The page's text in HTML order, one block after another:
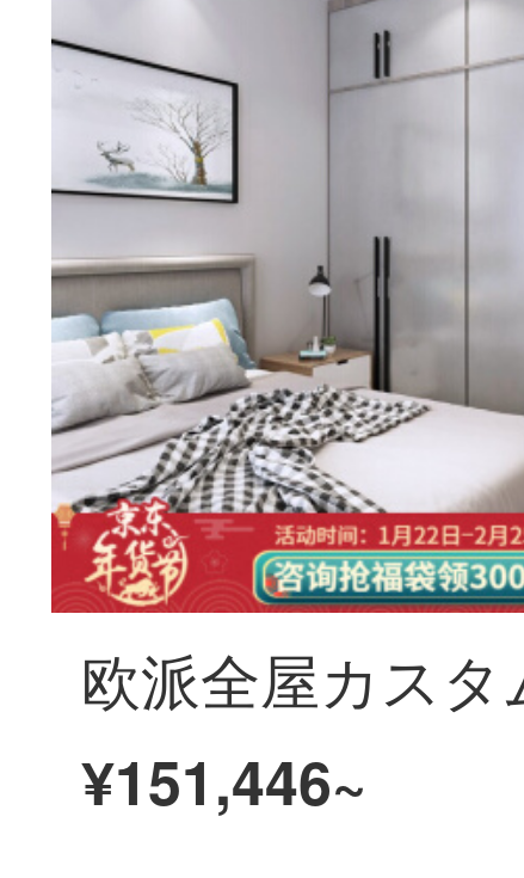
¥151,446~